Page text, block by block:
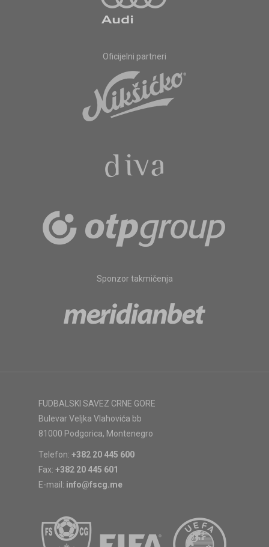
Oficijelni partneri
Sponzor takmičenja
FUDBALSKI SAVEZ CRNE GORE
Bulevar Veljka Vlahovića bb
81000 Podgorica, Montenegro
Telefon: +382 20 445 600
Fax: +382 20 445 601
E-mail: info@fscg.me